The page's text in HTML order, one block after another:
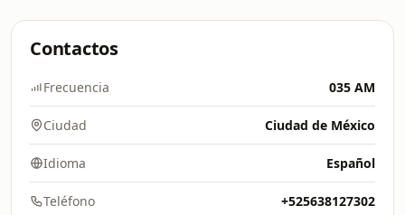
Contactos
Frecuencia 035 AM
Ciudad Ciudad de México
Idioma Español
Teléfono +525638127302